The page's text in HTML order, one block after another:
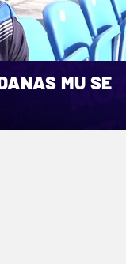
MU SE